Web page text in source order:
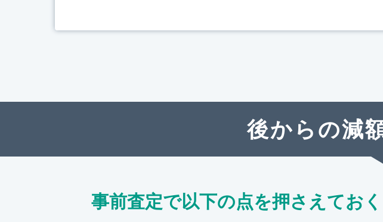
後からの減
事前査定で以下の点を押さえてお